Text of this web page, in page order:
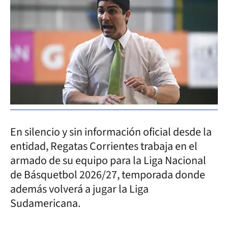
En silencio y sin información oficial desde la
entidad, Regatas Corrientes trabaja en el
armado de su equipo para la Liga Nacional
de Básquetbol 2026/27, temporada donde
además volverá a jugar la Liga
Sudamericana.